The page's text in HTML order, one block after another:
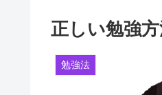
正しい勉強
勉強法